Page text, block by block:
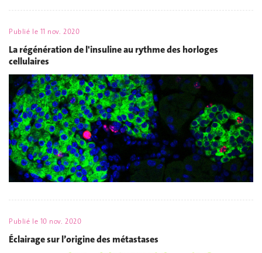
Publié le 11 nov. 2020
La régénération de l'insuline au rythme des horloges
cellulaires
Publié le 10 nov. 2020
Éclairage sur l’origine des métastases